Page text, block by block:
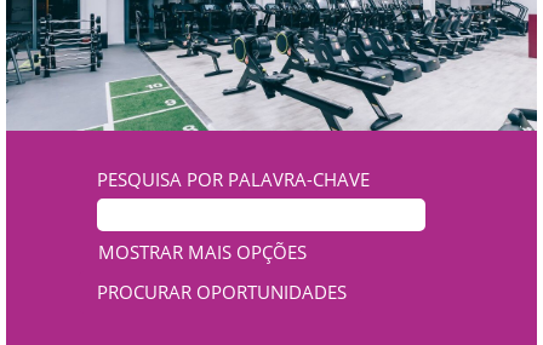
PESQUISA POR PALAVRA-CHAVE
MOSTRAR MAIS OPÇÕES